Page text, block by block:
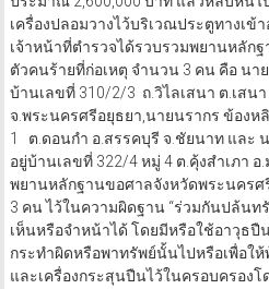
เครื่องปลอมวางไว้บริเวณประตูทางเ
เจ้าหน้าที่ตำรวจได้รวบรวมพยานหลัก
ตัวคนร้ายที่ก่อเหตุ จำนวน 3 คน คือ นา
บ้านเลขที่ 310/2/3 ถ.วิไลเสนา ต.เสนา
จ.พระนครศรีอยุธยา,นายนรากร ข้องห
1 ต.ดอนกำ อ.สรรคบุรี จ.ชัยนาท และ
อยู่บ้านเลขที่ 322/4 หมู่ 4 ต.คุ้งสำเภา
พยานหลักฐานขอศาลจังหวัดพระนครศ
3 คน ไว้ในความผิดฐาน “ร่วมกันปล้นท
เห็นหรือจำหน้าได้ โดยมีหรือใช้อาวุธ
กระทำผิดหรือพาทรัพย์นั้นไปหรือเพื่อใ
และเครื่องกระสุนปืนไว้ในครอบครอง